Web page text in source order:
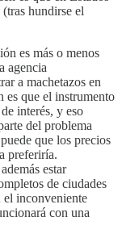
hundirse el
es más o menos
agencia
a machetazos en
es que el instrumento
interés, y eso
del problema
que los precios
preferiría.
estar
de ciudades
inconveniente
con una